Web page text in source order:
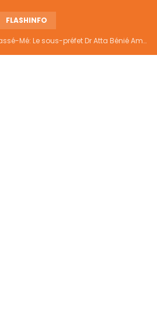
FLASHINFO
Indépendance 2026 À Yakassé-Mé: Le sous-préfet Dr Atta Bénié Amédé appelle à l’unité, à la sécurité et au développement